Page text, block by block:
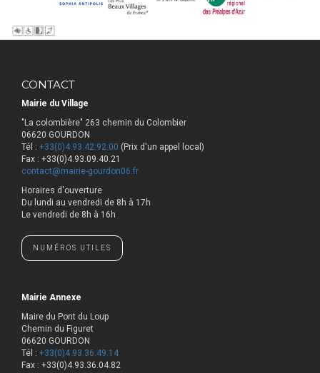
CONTACT
Mairie du Village
"La colombière" 263 chemin du Colombier
06620 GOURDON
Tél : +33(0)4.93.42.92.00 (Prix d'un appel local)
Fax : +33(0)4.93.09.40.21
contact@mairie-gourdon06.fr
Horaires d'ouverture
​Du lundi au vendredi de 8h à 17h
Le vendredi de 8h à 16h
NUMÉROS UTILES
Mairie Annexe
Maire du Pont du Loup
Chemin du Figuret
06620 GOURDON
Tél : +33(0)4.93.36.49.14
Fax : +33(0)4.93.36.04.82